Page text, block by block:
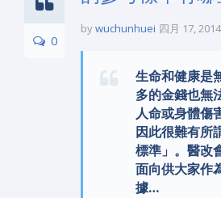
0
bywuchunhuei 四月 17,
生命和健康是
多的金錢也無
人命或身體傷
因此很難有所
標準」。醫改
面向供大家作
據…